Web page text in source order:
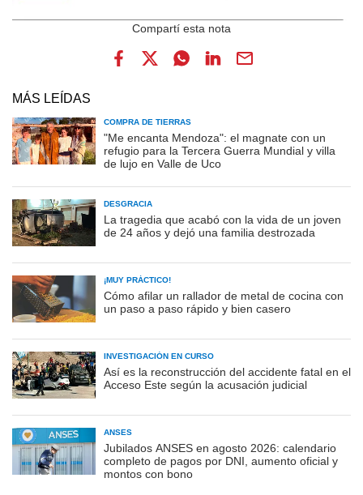
MÁS LEÍDAS
COMPRA DE TIERRAS
"Me encanta Mendoza": el magnate con un
refugio para la Tercera Guerra Mundial y villa
de lujo en Valle de Uco
DESGRACIA
La tragedia que acabó con la vida de un joven
de 24 años y dejó una familia destrozada
¡MUY PRÁCTICO!
Cómo afilar un rallador de metal de cocina con
un paso a paso rápido y bien casero
INVESTIGACIÓN EN CURSO
Así es la reconstrucción del accidente fatal en el
Acceso Este según la acusación judicial
ANSES
Jubilados ANSES en agosto 2026: calendario
completo de pagos por DNI, aumento oficial y
montos con bono